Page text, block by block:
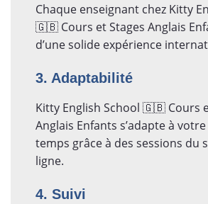
Chaque enseignant chez Kitty
🇬🇧 Cours et Stages Anglais
d’une solide expérience
3. Adaptabilité
Kitty English School 🇬🇧 Cours
Anglais Enfants s’adapte à
temps grâce à des sessions du
ligne.
4. Suivi